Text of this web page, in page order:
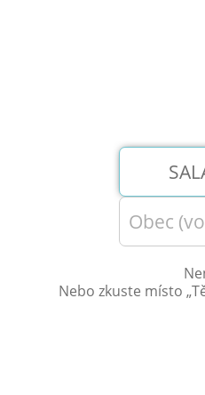
Nebo zkuste místo „